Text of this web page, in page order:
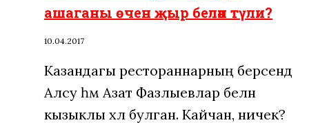
ашаганы өчен җыр белән түли?
10.04.2017
Казандагы рестораннарның берсендә
Алсу һәм Азат Фазлыевлар белән
кызыклы хәл булган. Кайчан, ничек?